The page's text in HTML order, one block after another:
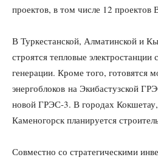
проектов, в том числе 12
В Туркестанской, Алматинской и
строятся тепловые
генерации. Кроме того, готовятся
энергоблоков на Экибастузской
новой ГРЭС-3. В городах
Каменогорск планируется
Совместно со стратегическими